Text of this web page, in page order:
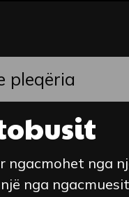
pleqëria
ngacmohet nga
nga